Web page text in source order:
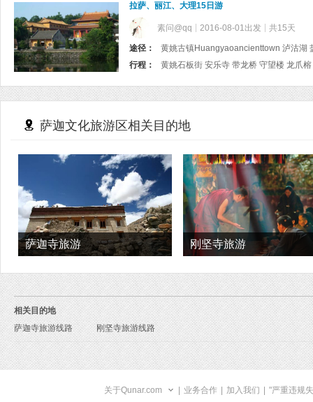
拉萨、丽江、大理15日游
素问@qq 2016-08-01出发 共15天
途径：
行程：
萨迦文化旅游区相关目的地
萨迦寺旅游 刚坚寺旅游
相关目的地
萨迦寺旅游线路
刚坚寺旅游线路
关于Qunar.com 业务合作 加入我们 "严重违规